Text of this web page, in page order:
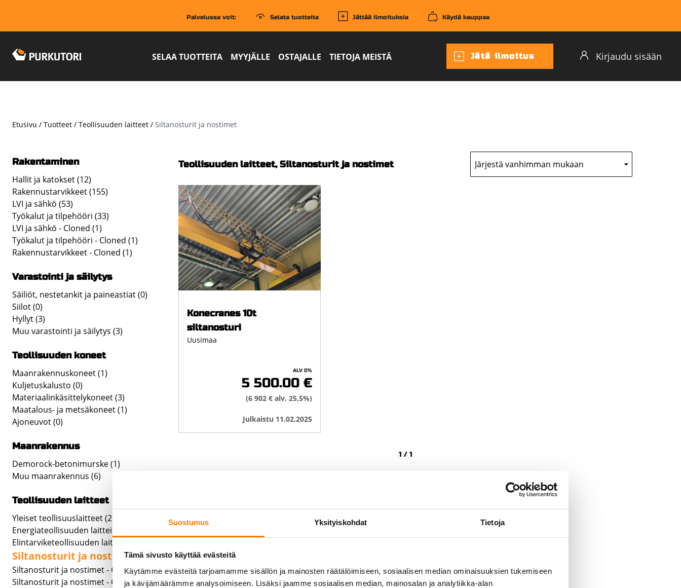
Suostumus Yksityiskohdat Tietoja
Tämä sivusto käyttää evästeitä
Käytämme evästeitä tarjoamamme sisällön ja mainosten räätälöimiseen, sosiaalisen median ominaisuuksien tukemiseen
ja kävijämäärämme analysoimiseen. Lisäksi jaamme sosiaalisen median, mainosalan ja analytiikka-alan
Palvelussa voit: Selata tuotteita Jättää ilmoituksia Käydä kauppaa
SELAA TUOTTEITA MYYJÄLLE OSTAJALLE TIETOJA MEISTÄ Jätä ilmoitus Kirjaudu sisään
Etusivu Tuotteet Teollisuuden laitteet Siltanosturit ja nostimet
Rakentaminen
Hallit ja katokset(12)
Rakennustarvikkeet(155)
LVI ja sähkö (53)
Työkalut ja tilpehööri (33)
LVI ja sähkö - Cloned (1)
Työkalut ja tilpehööri - Cloned (1)
Rakennustarvikkeet - Cloned (1)
Varastointi ja säilytys
Säiliöt, nestetankit ja paineastiat(0)
Siilot(0)
Hyllyt(3)
Muu varastointi ja säilytys (3)
Teollisuuden koneet
Maanrakennuskoneet(1)
Kuljetuskalusto (0)
Materiaalinkäsittelykoneet(3)
Maatalous- ja metsäkoneet(1)
Ajoneuvot(0)
Maanrakennus
Demorock-betonimurske(1)
Muu maanrakennus (6)
Teollisuuden laitteet
Yleiset teollisuuslaitteet(2)
Energiateollisuuden laitteistot
Elintarviketeollisuuden laitteet
Siltanosturit ja nostimet(1)
Siltanosturit ja nostimet - Cloned(0)
Siltanosturit ja nostimet - Cloned(0)
Teollisuuden laitteet,Siltanosturit ja nostimet
Konecranes 10t
siltanosturi
Uusimaa
ALV 0%
5 500.00 €
(6 902 € alv. 25,5%)
Julkaistu 11.02.2025
1 / 1